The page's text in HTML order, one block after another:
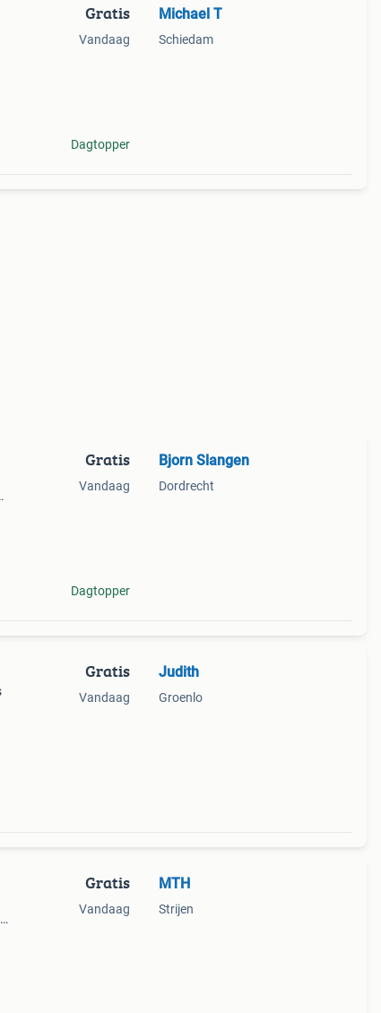
Gratis
Vandaag
Dagtopper
Michael T
Schiedam
Gratis
Vandaag
Dagtopper
Bjorn Slangen
Dordrecht
Gratis
Vandaag
Judith
Groenlo
Gratis
Vandaag
MTH
Strijen